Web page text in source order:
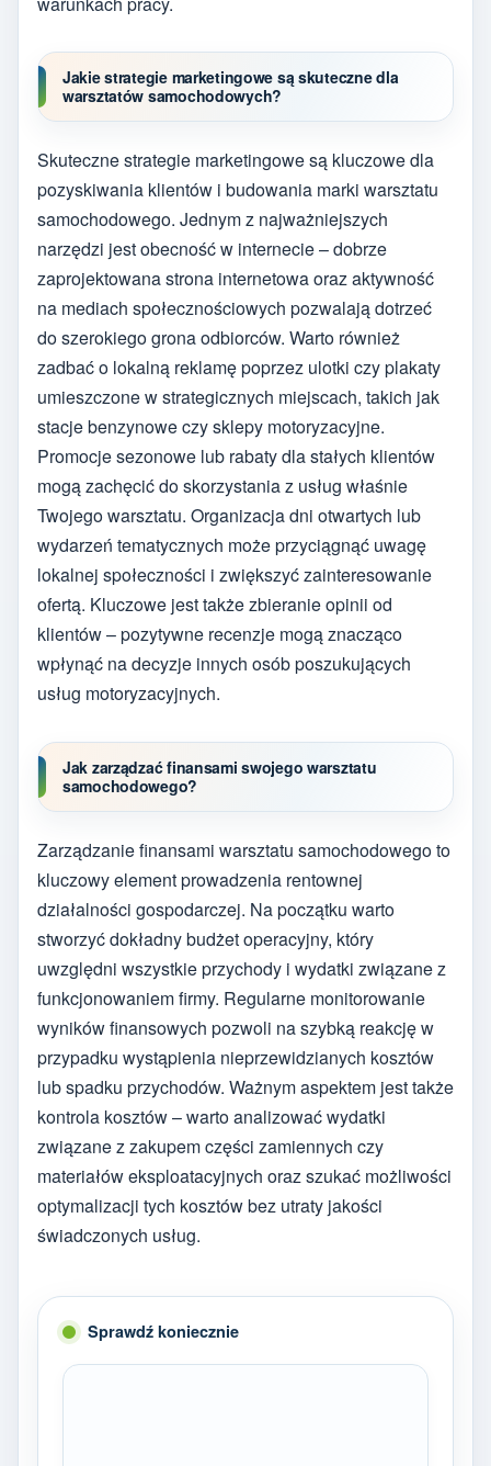
Jakie strategie marketingowe są skuteczne dla
warsztatów samochodowych?
Skuteczne strategie marketingowe są kluczowe dla
pozyskiwania klientów i budowania marki warsztatu
samochodowego. Jednym z najważniejszych
narzędzi jest obecność w internecie – dobrze
zaprojektowana strona internetowa oraz aktywność
na mediach społecznościowych pozwalają dotrzeć
do szerokiego grona odbiorców. Warto również
zadbać o lokalną reklamę poprzez ulotki czy plakaty
umieszczone w strategicznych miejscach, takich jak
stacje benzynowe czy sklepy motoryzacyjne.
Promocje sezonowe lub rabaty dla stałych klientów
mogą zachęcić do skorzystania z usług właśnie
Twojego warsztatu. Organizacja dni otwartych lub
wydarzeń tematycznych może przyciągnąć uwagę
lokalnej społeczności i zwiększyć zainteresowanie
ofertą. Kluczowe jest także zbieranie opinii od
klientów – pozytywne recenzje mogą znacząco
wpłynąć na decyzje innych osób poszukujących
usług motoryzacyjnych.
Jak zarządzać finansami swojego warsztatu
samochodowego?
Zarządzanie finansami warsztatu samochodowego to
kluczowy element prowadzenia rentownej
działalności gospodarczej. Na początku warto
stworzyć dokładny budżet operacyjny, który
uwzględni wszystkie przychody i wydatki związane z
funkcjonowaniem firmy. Regularne monitorowanie
wyników finansowych pozwoli na szybką reakcję w
przypadku wystąpienia nieprzewidzianych kosztów
lub spadku przychodów. Ważnym aspektem jest także
kontrola kosztów – warto analizować wydatki
związane z zakupem części zamiennych czy
materiałów eksploatacyjnych oraz szukać możliwości
optymalizacji tych kosztów bez utraty jakości
świadczonych usług.
Sprawdź koniecznie